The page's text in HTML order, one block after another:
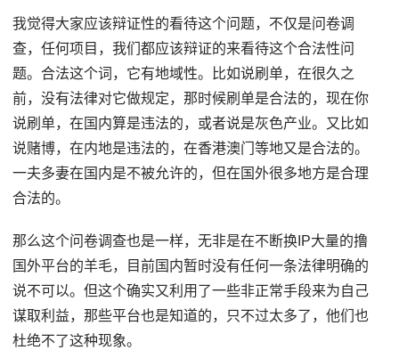
我觉得大家应该辩证性的看待这个问题，不仅是问卷调
查，任何项目，我们都应该辩证的来看待这个合法性问
题。合法这个词，它有地域性。比如说刷单，在很久之
前，没有法律对它做规定，那时候刷单是合法的，现在你
说刷单，在国内算是违法的，或者说是灰色产业。又比如
说赌博，在内地是违法的，在香港澳门等地又是合法的。
一夫多妻在国内是不被允许的，但在国外很多地方是合理
合法的。
那么这个问卷调查也是一样，无非是在不断换IP大量的撸
国外平台的羊毛，目前国内暂时没有任何一条法律明确的
说不可以。但这个确实又利用了一些非正常手段来为自己
谋取利益，那些平台也是知道的，只不过太多了，他们也
杜绝不了这种现象。